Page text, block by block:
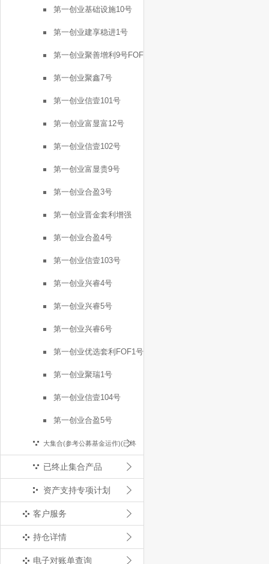
第一创业基础设施10号
第一创业建享稳进1号
第一创业聚善增利9号FOF
第一创业聚鑫7号
第一创业信壹101号
第一创业富显富12号
第一创业信壹102号
第一创业富显贵9号
第一创业合盈3号
第一创业晋金套利增强
FOF2号
第一创业合盈4号
第一创业信壹103号
第一创业兴睿4号
第一创业兴睿5号
第一创业兴睿6号
第一创业优选套利FOF1号
第一创业聚瑞1号
第一创业信壹104号
第一创业合盈5号
大集合(参考公募基金运作)(已终
止)
已终止集合产品
资产支持专项计划
客户服务
持仓详情
电子对账单查询